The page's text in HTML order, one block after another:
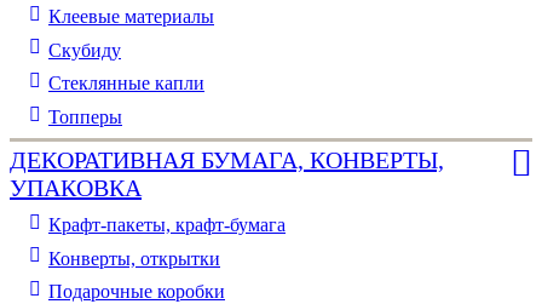
Клеевые материалы
Скубиду
Стеклянные капли
Топперы
ДЕКОРАТИВНАЯ БУМАГА, КОНВЕРТЫ,
УПАКОВКА
Крафт-пакеты, крафт-бумага
Конверты, открытки
Подарочные коробки